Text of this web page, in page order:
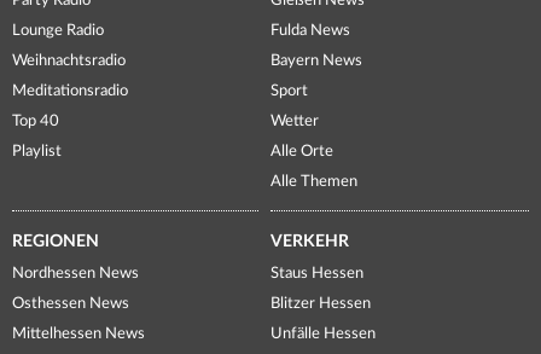
Lounge Radio
Weihnachtsradio
Meditationsradio
Top 40
Playlist
Fulda News
Bayern News
Sport
Wetter
Alle Orte
Alle Themen
REGIONEN
Nordhessen News
Osthessen News
Mittelhessen News
VERKEHR
Staus Hessen
Blitzer Hessen
Unfälle Hessen